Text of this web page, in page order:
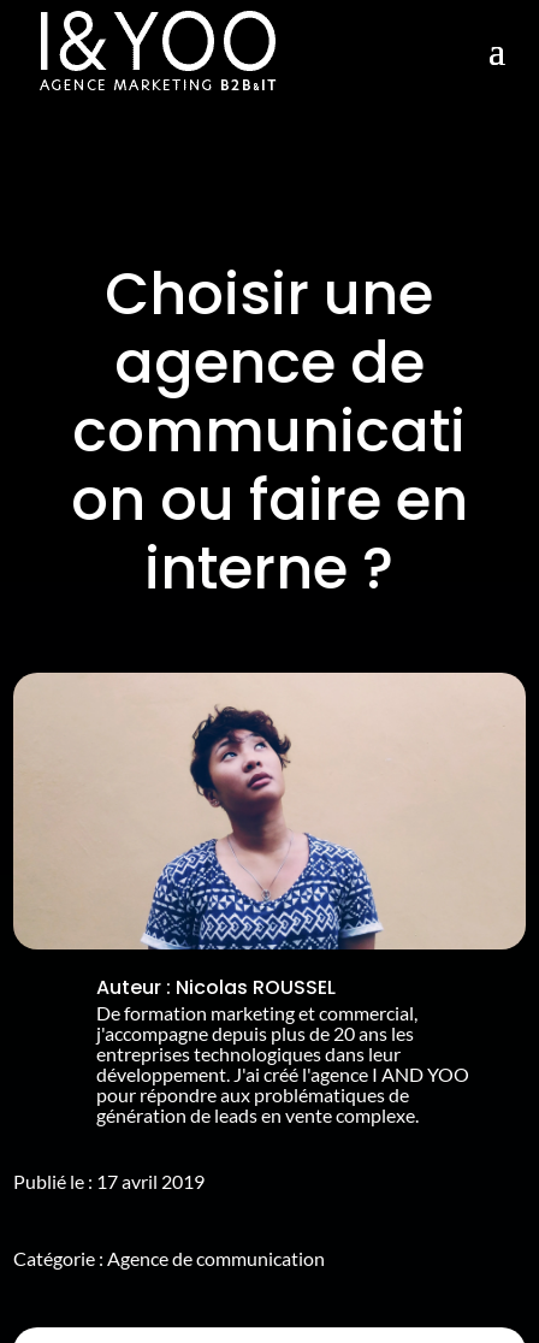
Choisir une
agence de
communicati
on ou faire en
interne ?
Auteur : Nicolas ROUSSEL
De formation marketing et commercial,
j'accompagne depuis plus de 20 ans les
entreprises technologiques dans leur
développement. J'ai créé l'agence I AND YOO
pour répondre aux problématiques de
génération de leads en vente complexe.
Publié le : 17 avril 2019
Catégorie :Agence de communication